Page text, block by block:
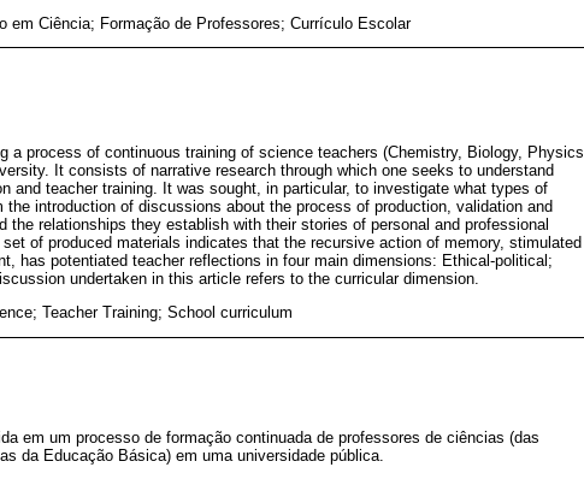
em Ciência; Formação de Professores; Currículo Escolar
a process of continuous training of science teachers (Chemistry, Biology, Physics
It consists of narrative research through which one seeks to understand
and teacher training. It was sought, in particular, to investigate what types of
introduction of discussions about the process of production, validation and
the relationships they establish with their stories of personal and professional
of produced materials indicates that the recursive action of memory, stimulated
has potentiated teacher reflections in four main dimensions: Ethical-political;
undertaken in this article refers to the curricular dimension.
Teacher Training; School curriculum
em um processo de formação continuada de professores de ciências (das
da Educação Básica) em uma universidade pública.